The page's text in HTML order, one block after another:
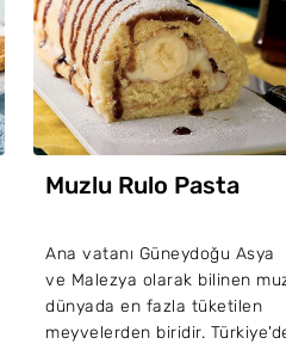
Muzlu Rulo Pasta
Ana vatanı Güneydoğu Asya
ve Malezya olarak bilinen
dünyada en fazla tüketilen
meyvelerden biridir.